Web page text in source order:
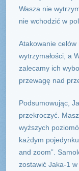
Wasza nie
nie wchodzić w
Atakowanie
wytrzymałości, a
zalecamy ich
przewagę nad
Podsumowując,
przekroczyć.
wyższych
każdym
and zoom”.
zostawić Jaka-1